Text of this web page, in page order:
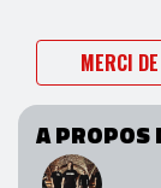
MERCI
A PROPOS